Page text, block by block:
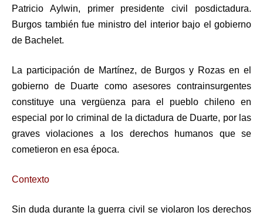
Patricio Aylwin, primer presidente civil posdictadura.
Burgos también fue ministro del interior bajo el gobierno
de Bachelet.
La participación de Martínez, de Burgos y Rozas en el
gobierno de Duarte como asesores contrainsurgentes
constituye una vergüenza para el pueblo chileno en
especial por lo criminal de la dictadura de Duarte, por las
graves violaciones a los derechos humanos que se
cometieron en esa época.
Contexto
Sin duda durante la guerra civil se violaron los derechos